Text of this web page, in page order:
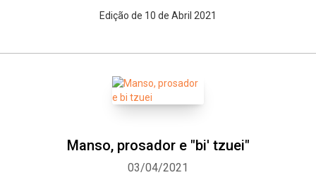
Edição de 10 de Abril 2021
Manso, prosador e "bi' tzuei"
03/04/2021